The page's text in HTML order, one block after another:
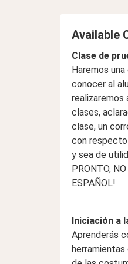
11:30
Available
Clase de
Haremos
conocer al
realizaremos
clases,
clase, un
con respecto
y sea de
PRONTO,
ESPAÑOL!
Iniciación a
Aprenderás